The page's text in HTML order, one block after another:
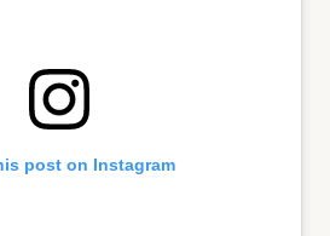
post on Instagram